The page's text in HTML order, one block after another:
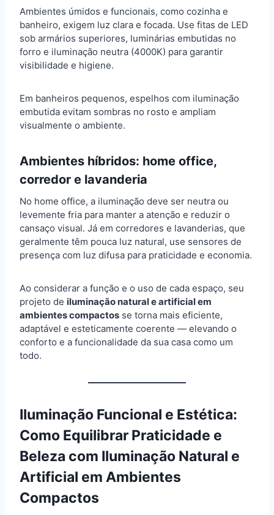
Ambientes úmidos e funcionais, como cozinha e
banheiro, exigem luz clara e focada. Use fitas de LED
sob armários superiores, luminárias embutidas no
forro e iluminação neutra (4000K) para garantir
visibilidade e higiene.
Em banheiros pequenos, espelhos com iluminação
embutida evitam sombras no rosto e ampliam
visualmente o ambiente.
Ambientes híbridos: home office,
corredor e lavanderia
No home office, a iluminação deve ser neutra ou
levemente fria para manter a atenção e reduzir o
cansaço visual. Já em corredores e lavanderias, que
geralmente têm pouca luz natural, use sensores de
presença com luz difusa para praticidade e economia.
Ao considerar a função e o uso de cada espaço, seu
projeto de iluminação natural e artificial em
ambientes compactos se torna mais eficiente,
adaptável e esteticamente coerente — elevando o
conforto e a funcionalidade da sua casa como um
todo.
Iluminação Funcional e Estética:
Como Equilibrar Praticidade e
Beleza com Iluminação Natural e
Artificial em Ambientes
Compactos